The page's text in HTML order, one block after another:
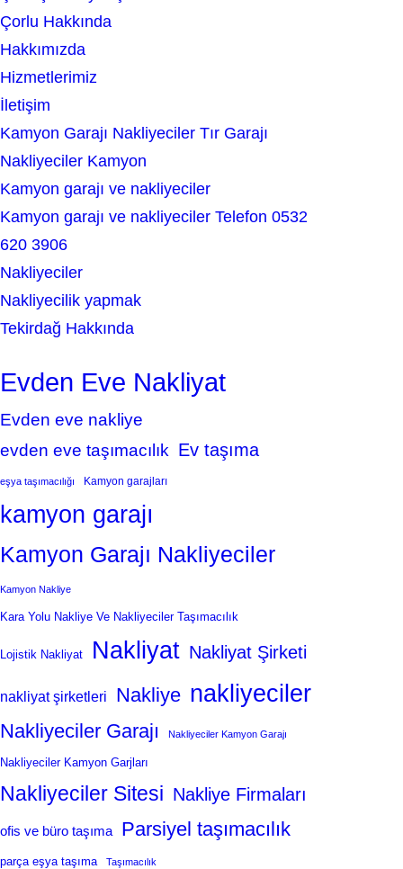
c
h
Çorlu Hakkında
Hakkımızda
Hizmetlerimiz
İletişim
Kamyon Garajı Nakliyeciler Tır Garajı
Nakliyeciler Kamyon
Kamyon garajı ve nakliyeciler
Kamyon garajı ve nakliyeciler Telefon 0532
620 3906
Nakliyeciler
Nakliyecilik yapmak
Tekirdağ Hakkında
Evden Eve Nakliyat
Evden eve nakliye
evden eve taşımacılık Ev taşıma
eşya taşımacılığı Kamyon garajları
kamyon garajı
Kamyon Garajı Nakliyeciler
Kamyon Nakliye
Kara Yolu Nakliye Ve Nakliyeciler Taşımacılık
Lojistik Nakliyat Nakliyat Nakliyat Şirketi
nakliyat şirketleri Nakliye nakliyeciler
Nakliyeciler Garajı Nakliyeciler Kamyon Garajı
Nakliyeciler Kamyon Garjları
Nakliyeciler Sitesi Nakliye Firmaları
ofis ve büro taşıma Parsiyel taşımacılık
parça eşya taşıma Taşımacılık